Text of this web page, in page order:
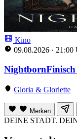
Kino
09.08.2026 · 21:00
Gloria & Gloriette
Merken
DEINE STADT.